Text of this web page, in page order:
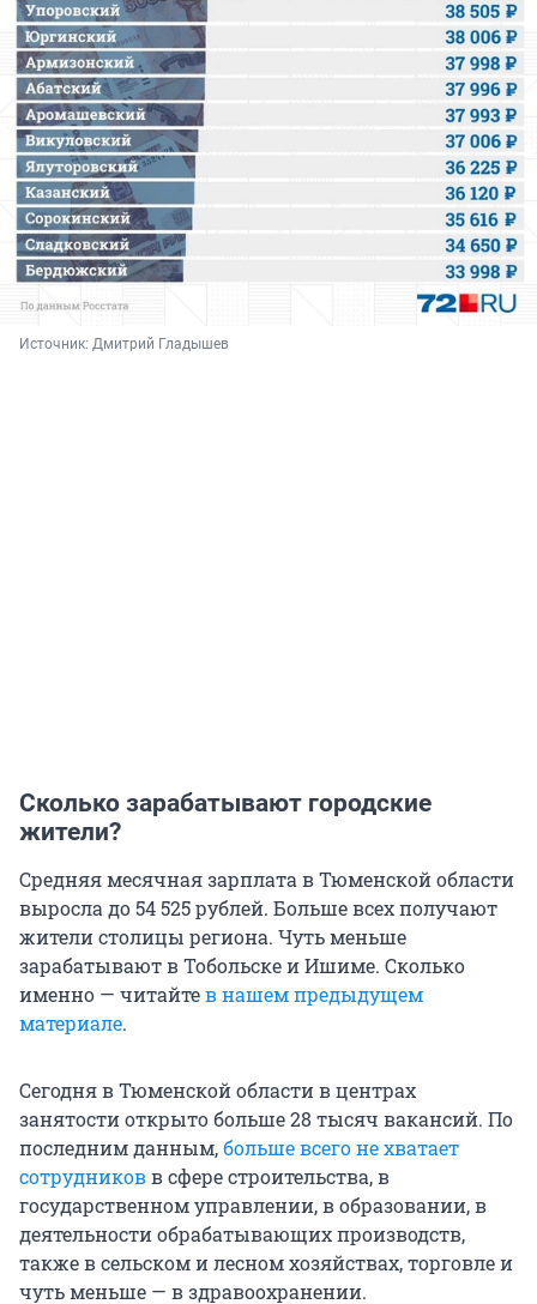
Источник: Дмитрий Гладышев
Сколько зарабатывают городские
жители?
Средняя месячная зарплата в Тюменской области
выросла до 54 525 рублей. Больше всех получают
жители столицы региона. Чуть меньше
зарабатывают в Тобольске и Ишиме. Сколько
именно — читайтев нашем предыдущем
материале.
Сегодня в Тюменской области в центрах
занятости открыто больше 28 тысяч вакансий. По
последним данным,больше всего не хватает
сотрудниковв сфере строительства, в
государственном управлении, в образовании, в
деятельности обрабатывающих производств,
также в сельском и лесном хозяйствах, торговле и
чуть меньше — в здравоохранении.